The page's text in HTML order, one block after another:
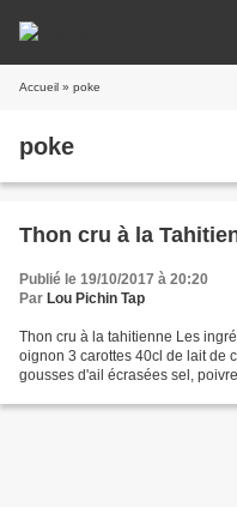
Accueil » poke
poke
Thon cru à la
Publié le 19/10/2017 à 20:20
Par Lou Pichin Tap
Thon cru à la tahitienne Les
oignon 3 carottes 40cl de lait de
gousses d'ail écrasées sel,